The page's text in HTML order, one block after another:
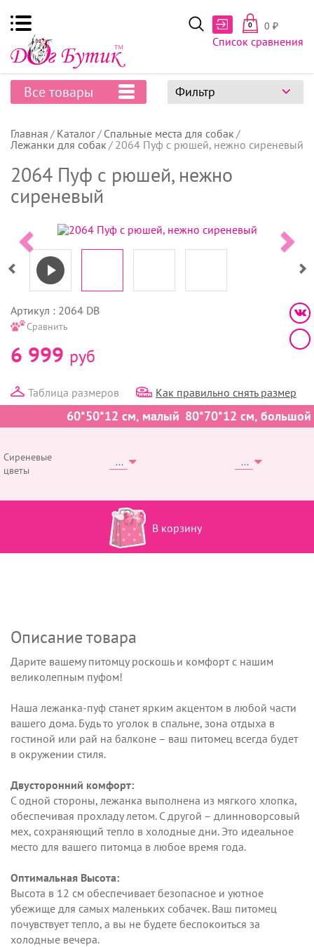
0 0 ₽
Список сравнения
Все товары Фильтр
Главная Каталог
Спальные места для собак
Лежанки для собак
2064 Пуф с рюшей, нежно сиреневый
2064 Пуф с рюшей, нежно
сиреневый
Артикул : 2064 DB
Сравнить
6 999 руб
Таблица размеров Как правильно снять размер
60*50*12 см, малый 80*70*12 см, большой
Сиреневые
цветы
В корзину
Описание товара
Дарите вашему питомцу роскошь и комфорт с нашим
великолепным пуфом!
Наша лежанка-пуф станет ярким акцентом в любой части
вашего дома. Будь то уголок в спальне, зона отдыха в
гостиной или рай на балконе – ваш питомец всегда будет
в окружении стиля.
Двусторонний комфорт:
С одной стороны, лежанка выполнена из мягкого хлопка,
обеспечивая прохладу летом. С другой – длинноворсовый
мех, сохраняющий тепло в холодные дни. Это идеальное
место для вашего питомца в любое время года.
Оптимальная Высота:
Высота в 12 см обеспечивает безопасное и уютное
убежище для самых маленьких собачек. Ваш питомец
почувствует тепло, а вы не будете беспокоиться за
холодные вечера.